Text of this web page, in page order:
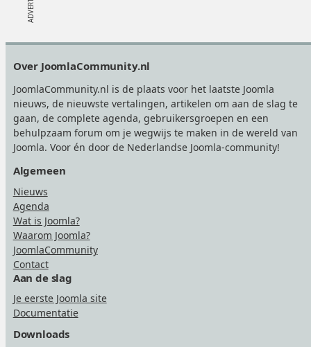
Over JoomlaCommunity.nl
JoomlaCommunity.nl is de plaats voor het laatste Joomla
nieuws, de nieuwste vertalingen, artikelen om aan de slag te
gaan, de complete agenda, gebruikersgroepen en een
behulpzaam forum om je wegwijs te maken in de wereld van
Joomla. Voor én door de Nederlandse Joomla-community!
Algemeen
Nieuws
Agenda
Wat is Joomla?
Waarom Joomla?
JoomlaCommunity
Contact
Aan de slag
Je eerste Joomla site
Documentatie
Downloads